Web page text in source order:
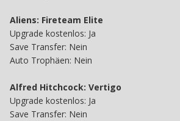
Aliens: Fireteam Elite
Upgrade kostenlos: Ja
Save Transfer: Nein
Auto Trophäen: Nein
Alfred Hitchcock: Vertigo
Upgrade kostenlos: Ja
Save Transfer: Nein